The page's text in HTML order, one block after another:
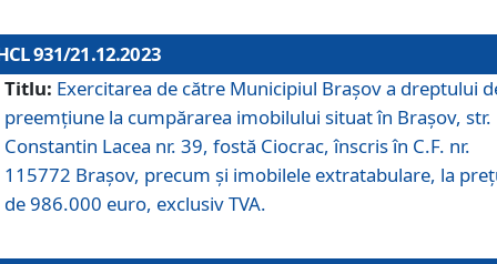
931/21.12.2023
Titlu: Exercitarea de către Municipiul Brașov a dreptului
preemțiune la cumpărarea imobilului situat în Brașov, str.
Constantin Lacea nr. 39, fostă Ciocrac, înscris în C.F. nr.
115772 Brașov, precum și imobilele extratabulare, la
de 986.000 euro, exclusiv TVA.